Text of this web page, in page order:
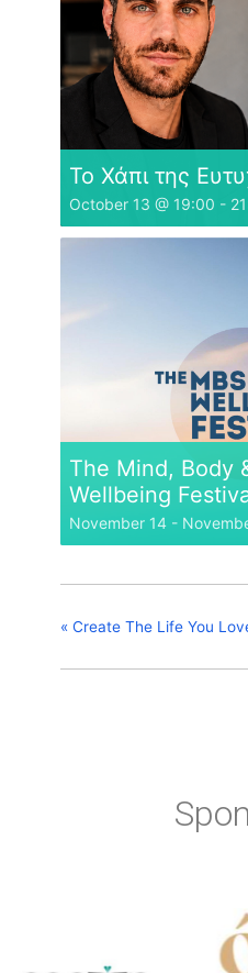
Το Χάπι της
October 13 @ 19:00 -
The Mind, Body
Wellbeing
November 14 -
« Create The Life You